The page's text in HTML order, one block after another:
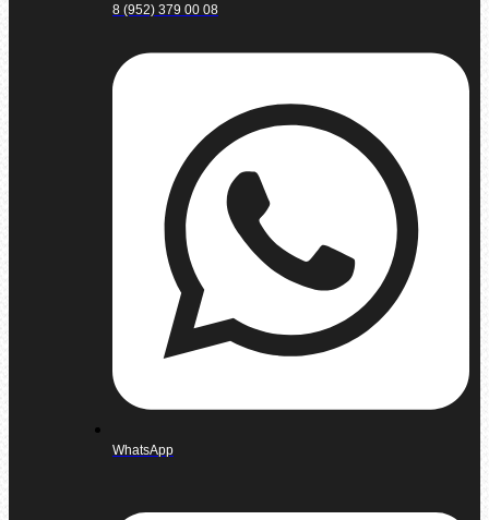
8 (952) 379 00 08
WhatsApp